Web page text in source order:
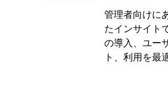
パーソナル組織の機能はベータ版
Tableau Next: ダッシ
何が起こっているのか、その理由
管理者向けに
たインサイト
の導入、ユー
ト、利用を最